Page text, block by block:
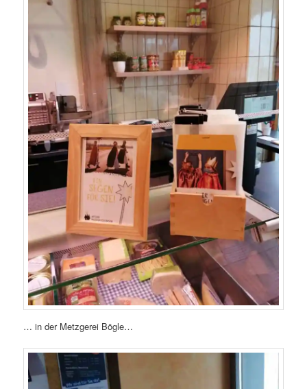
… in der Metzgerei Bögle…